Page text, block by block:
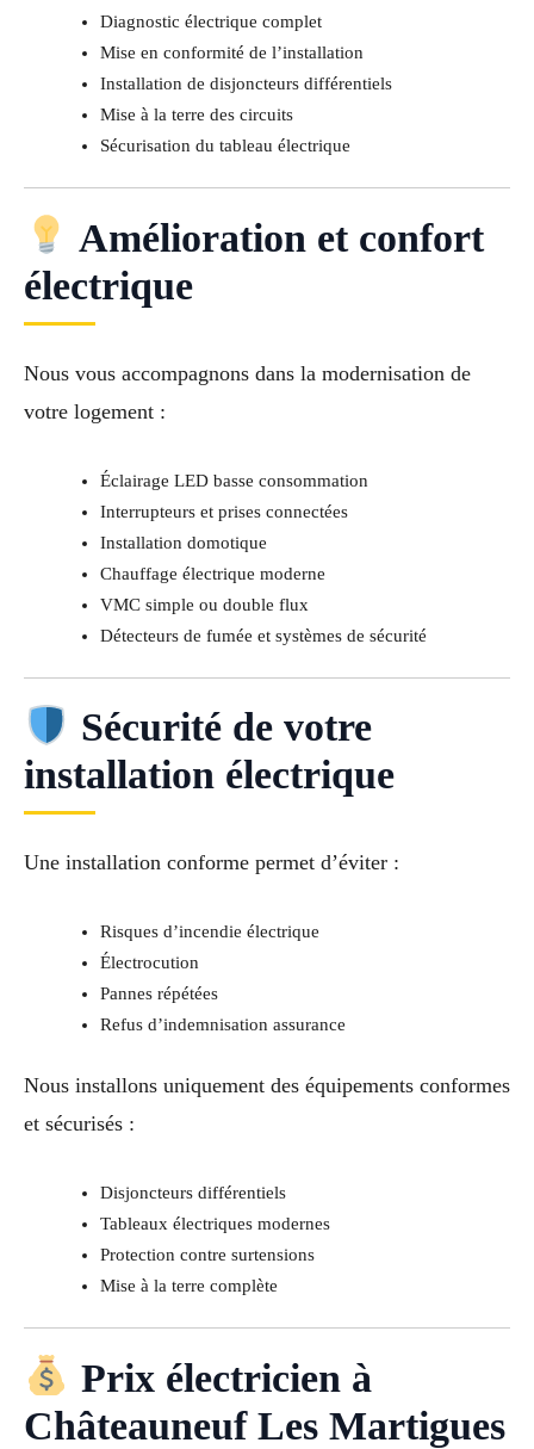
Diagnostic électrique complet
Mise en conformité de l’installation
Installation de disjoncteurs différentiels
Mise à la terre des circuits
Sécurisation du tableau électrique
Amélioration et confort
électrique
Nous vous accompagnons dans la modernisation de
votre logement :
Éclairage LED basse consommation
Interrupteurs et prises connectées
Installation domotique
Chauffage électrique moderne
VMC simple ou double flux
Détecteurs de fumée et systèmes de sécurité
Sécurité de votre
installation électrique
Une installation conforme permet d’éviter :
Risques d’incendie électrique
Électrocution
Pannes répétées
Refus d’indemnisation assurance
Nous installons uniquement des équipements conformes
et sécurisés :
Disjoncteurs différentiels
Tableaux électriques modernes
Protection contre surtensions
Mise à la terre complète
Prix électricien à
Châteauneuf Les Martigues